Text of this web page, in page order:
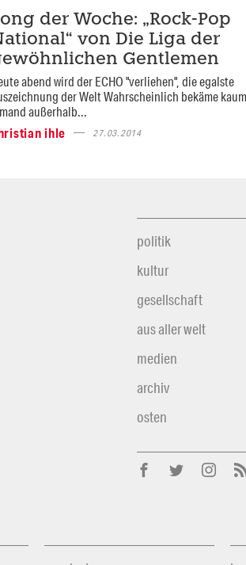
der Woche: „Rock-Pop
von Die Liga der
Gentlemen
abend wird der ECHO "verliehen", die egalste
der Welt Wahrscheinlich bekäme kaum
außerhalb...
ihle
27.03.2014
politik
kultur
gesellschaft
aus aller welt
medien
archiv
osten